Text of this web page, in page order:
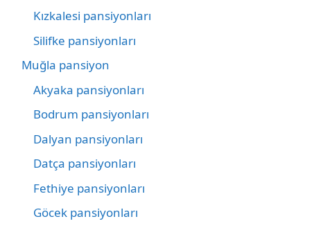
Kızkalesi pansiyonları
Silifke pansiyonları
Muğla pansiyon
Akyaka pansiyonları
Bodrum pansiyonları
Dalyan pansiyonları
Datça pansiyonları
Fethiye pansiyonları
Göcek pansiyonları